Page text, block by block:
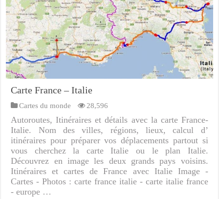
Carte France – Italie
Cartes du monde 28,596
Autoroutes, Itinéraires et détails avec la carte France-
Italie. Nom des villes, régions, lieux, calcul d’
itinéraires pour préparer vos déplacements partout si
vous cherchez la carte Italie ou le plan Italie.
Découvrez en image les deux grands pays voisins.
Itinéraires et cartes de France avec Italie Image -
Cartes - Photos : carte france italie - carte italie france
- europe …